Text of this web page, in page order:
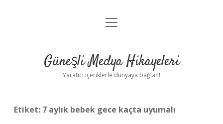
Anasayfa
Yasal Uyarı
menüyü
Güneşli Medya Hikayeleri
Yaratıcı içeriklerle dünyaya bağlan!
Etiket: 7 aylık bebek gece kaçta uyumalı